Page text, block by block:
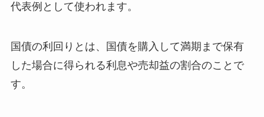
代表例として使われます。
国債の利回りとは、国債を購入して満期まで保有
した場合に得られる利息や売却益の割合のことで
す。